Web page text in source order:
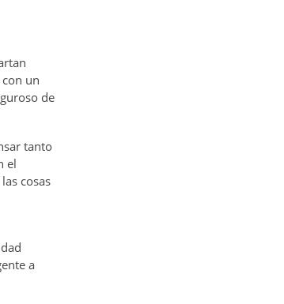
un
de
tanto
el
cosas
a